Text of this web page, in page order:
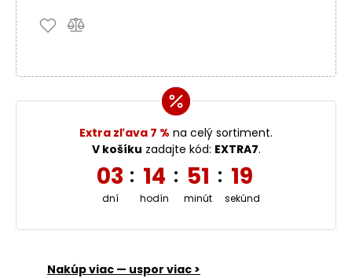
Extra zľava 7 % na celý sortiment.
V košíku zadajte kód: EXTRA7.
03
dní
: 14
hodín
: 51
minút
: 18
sekúnd
Nakúp viac — uspor viac >